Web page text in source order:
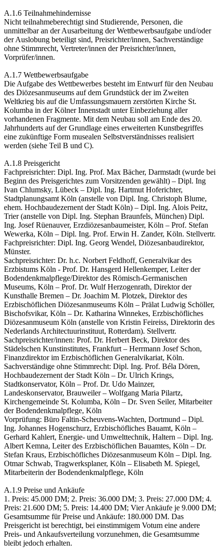
A.1.6 Teilnahmehindernisse
Nicht teilnahmeberechtigt sind Studierende, Personen, die
unmittelbar an der Ausarbeitung der Wettbewerbsaufgabe und/oder
der Auslobung beteiligt sind, Preisrichter/innen, Sachverständige
ohne Stimmrecht, Vertreter/innen der Preisrichter/innen,
Vorprüfer/innen.
A.1.7 Wettbewerbsaufgabe
Die Aufgabe des Wettbewerbes besteht im Entwurf für den Neubau
des Diözesanmuseums auf dem Grundstück der im Zweiten
Weltkrieg bis auf die Umfassungsmauern zerstörten Kirche St.
Kolumba in der Kölner Innenstadt unter Einbeziehung aller
vorhandenen Fragmente. Mit dem Neubau soll am Ende des 20.
Jahrhunderts auf der Grundlage eines erweiterten Kunstbegriffes
eine zukünftige Form musealen Selbstverständnisses realisiert
werden (siehe Teil B und C).
A.1.8 Preisgericht
Fachpreisrichter: Dipl. Ing. Prof. Max Bächer, Darmstadt (wurde bei
Beginn des Preisgerichtes zum Vorsitzenden gewählt) – Dipl. Ing
Ivan Chlumsky, Lübeck – Dipl. Ing. Hartmut Hoferichter,
Stadtplanungsamt Köln (anstelle von Dipl. Ing. Christoph Blume,
ehem. Hochbaudezernent der Stadt Köln) – Dipl. Ing. Alois Peitz,
Trier (anstelle von Dipl. Ing. Stephan Braunfels, München) Dipl.
Ing. Josef Rüenauver, Erzdiözesanbaumeister, Köln – Prof. Stefan
Wewerka, Köln – Dipl. Ing. Prof. Erwin H. Zander, Köln. Stellvertr.
Fachpreisrichter: Dipl. Ing. Georg Wendel, Diözesanbaudirektor,
Münster.
Sachpreisrichter: Dr. h.c. Norbert Feldhoff, Generalvikar des
Erzbistums Köln - Prof. Dr. Hansgerd Hellenkemper, Leiter der
Bodendenkmalpflege/Direktor des Römisch-Germanischen
Museums, Köln – Prof. Dr. Wulf Herzogenrath, Direktor der
Kunsthalle Bremen – Dr. Joachim M. Plotzek, Direktor des
Erzbischöflichen Diözesanmuseums Köln – Prälat Ludwig Schöller,
Bischofsvikar, Köln – Dr. Katharina Winnekes, Erzbischöfliches
Diözesanmuseum Köln (anstelle von Kristin Feireiss, Direktorin des
Nederlands Architectuurinstituut, Rotterdam). Stellvertr.
Sachpreisrichter/innen: Prof. Dr. Herbert Beck, Direktor des
Städelschen Kunstinstitutes, Frankfurt – Herrmann Josef Schon,
Finanzdirektor im Erzbischöflichen Generalvikariat, Köln.
Sachverständige ohne Stimmrecht: Dipl. Ing. Prof. Béla Dören,
Hochbaudezernent der Stadt Köln – Dr. Ulrich Krings,
Stadtkonservator, Köln – Prof. Dr. Udo Mainzer,
Landeskonservator, Brauweiler – Wolfgang Maria Pilartz,
Kirchengemeinde St. Kolumba, Köln – Dr. Sven Seiler, Mitarbeiter
der Bodendenkmalpflege, Köln
Vorprüfung: Büro Faltin-Scheuvens-Wachten, Dortmund – Dipl.
Ing. Johannes Hogenschurz, Erzbischöfliches Bauamt, Köln –
Gerhard Kahlert, Energie- und Umwelttechnik, Haltern – Dipl. Ing.
Albert Kemna, Leiter des Erzbischöflichen Bauamtes, Köln – Dr.
Stefan Kraus, Erzbischöfliches Diözesanmuseum Köln – Dipl. Ing.
Otmar Schwab, Tragwerksplaner, Köln – Elisabeth M. Spiegel,
Mitarbeiterin der Bodendenkmalpflege, Köln
A.1.9 Preise und Ankäufe
1. Preis: 45.000 DM; 2. Preis: 36.000 DM; 3. Preis: 27.000 DM; 4.
Preis: 21.600 DM; 5. Preis: 14.400 DM; Vier Ankäufe je 9.000 DM;
Gesamtsumme für Preise und Ankäufe: 180.000 DM. Das
Preisgericht ist berechtigt, bei einstimmigem Votum eine andere
Preis- und Ankaufsverteilung vorzunehmen, die Gesamtsumme
bleibt jedoch erhalten.